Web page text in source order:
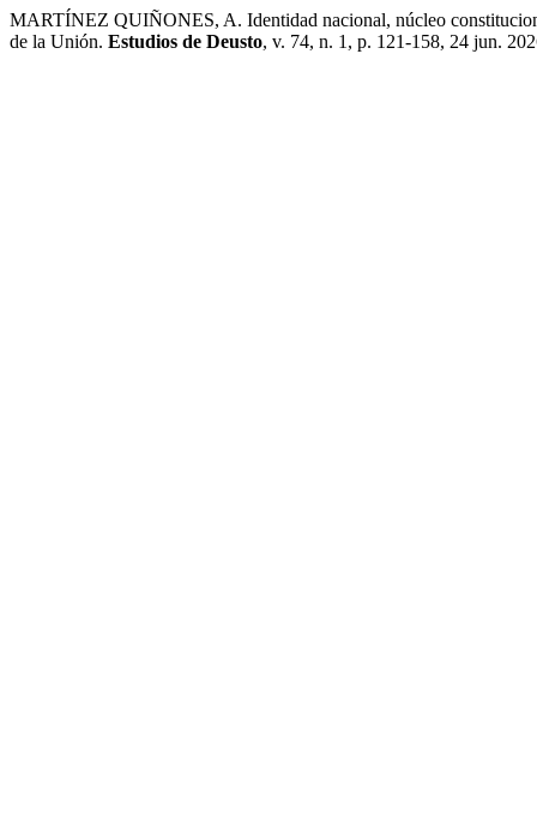
MARTÍNEZ QUIÑONES, A. Identidad nacional, núcleo
de la Unión. Estudios de Deusto, v. 74, n. 1, p. 121-158, 24 jun.